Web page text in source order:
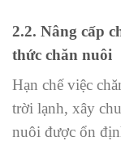
2.2. Nâng cấp
thức chăn nuôi
Hạn chế việc
trời lạnh, xây
nuôi được ổn